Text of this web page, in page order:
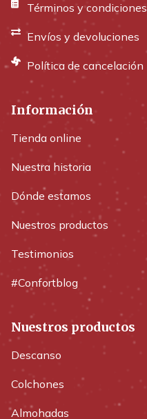
Términos y condiciones
Envíos y devoluciones
Política de cancelación
Información
Tienda online
Nuestra historia
Dónde estamos
Nuestros productos
Testimonios
#Confortblog
Nuestros productos
Descanso
Colchones
Almohadas